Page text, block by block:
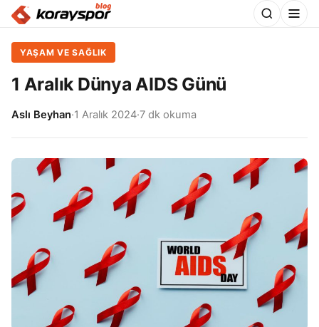
YAŞAM VE SAĞLIK
1 Aralık Dünya AIDS Günü
Aslı Beyhan·1 Aralık 2024·7 dk okuma